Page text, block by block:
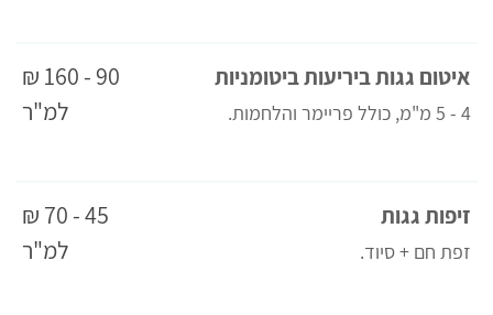
איטום גגות ביריעות ביטומניות
4 - 5 מ"מ, כולל פריימר והלחמות.
90 - 160 ₪
למ"ר
זיפות גגות
זפת חם + סיוד.
45 - 70 ₪
למ"ר